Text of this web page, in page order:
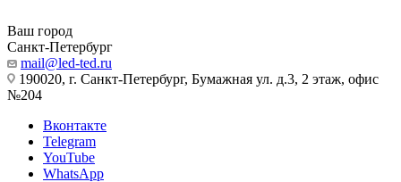
Ваш город
Санкт-Петербург
mail@led-ted.ru
190020, г. Санкт-Петербург, Бумажная ул. д.3, 2 этаж, офис
№204
Вконтакте
Telegram
YouTube
WhatsApp